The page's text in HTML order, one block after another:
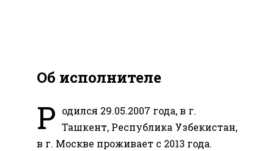
Об исполнителе
Р одился 29.05.2007 года, в г.
Ташкент, Республика Узбекистан,
в г. Москве проживает с 2013 года.